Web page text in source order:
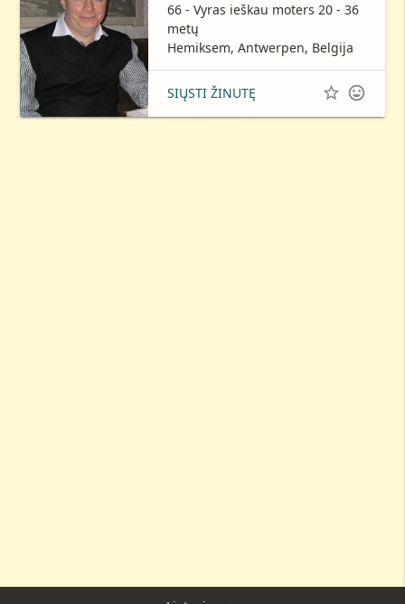
66 - Vyras ieškau moters 20 - 36
metų
Hemiksem, Antwerpen, Belgija
SIŲSTI ŽINUTĘ  